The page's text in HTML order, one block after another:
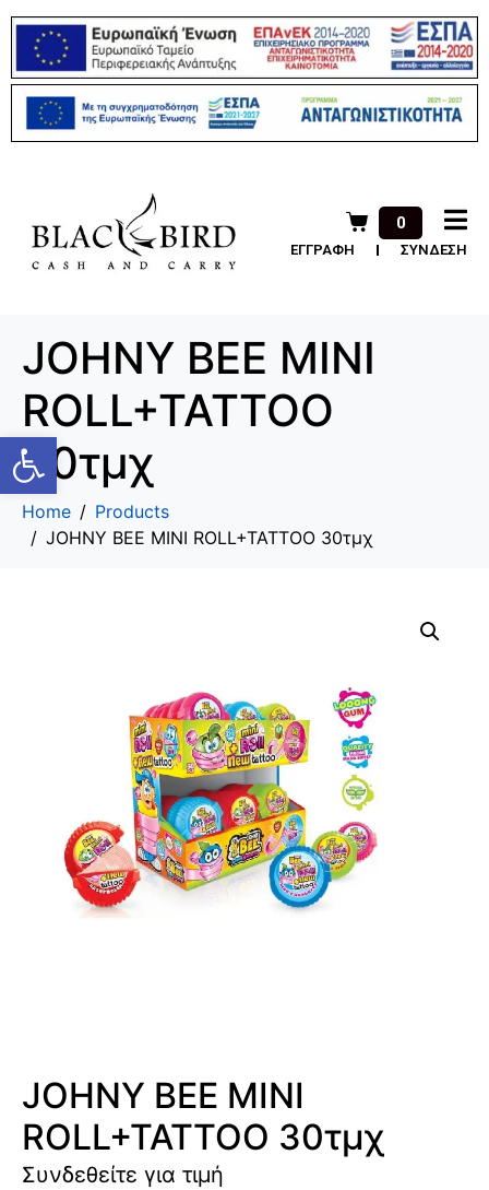
Ανοίξτε τη γραμμή εργαλείων
0
ΕΓΓΡΑΦΗ ΣΥΝΔΕΣΗ
JOHNY BEE MINI
ROLL+TATTOO
30τμχ
Home
Products
JOHNY BEE MINI ROLL+TATTOO 30τμχ
JOHNY BEE MINI
ROLL+TATTOO 30τμχ
Συνδεθείτε για τιμή